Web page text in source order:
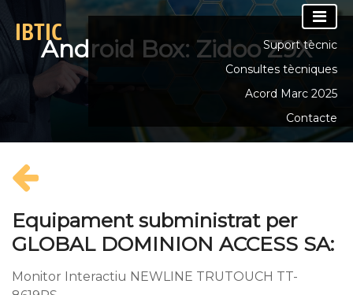
Suport tècnic
Consultes tècniques
Acord Marc 2025
Contacte
Android Box: Zidoo Z9X
Equipament subministrat per
GLOBAL DOMINION ACCESS SA:
Monitor Interactiu NEWLINE TRUTOUCH TT-